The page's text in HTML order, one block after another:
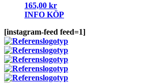
165,00 kr
INFO KÖP
[instagram-feed feed=1]